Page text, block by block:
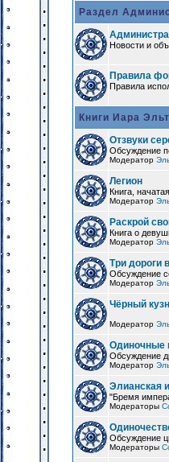
Раздел
Новости и
Правила
Правила
Книги Иара
Отзвуки
Обсуждение
Модератор
Легион
Книга,
Модератор
Раскрой
Книга о
Модератор
Три дороги
Обсуждение
Модератор
Чёрный
Модератор
Одиночные
Обсуждение
Модератор
Элианская
"Бремя
Модераторы
Обсуждение
Модераторы